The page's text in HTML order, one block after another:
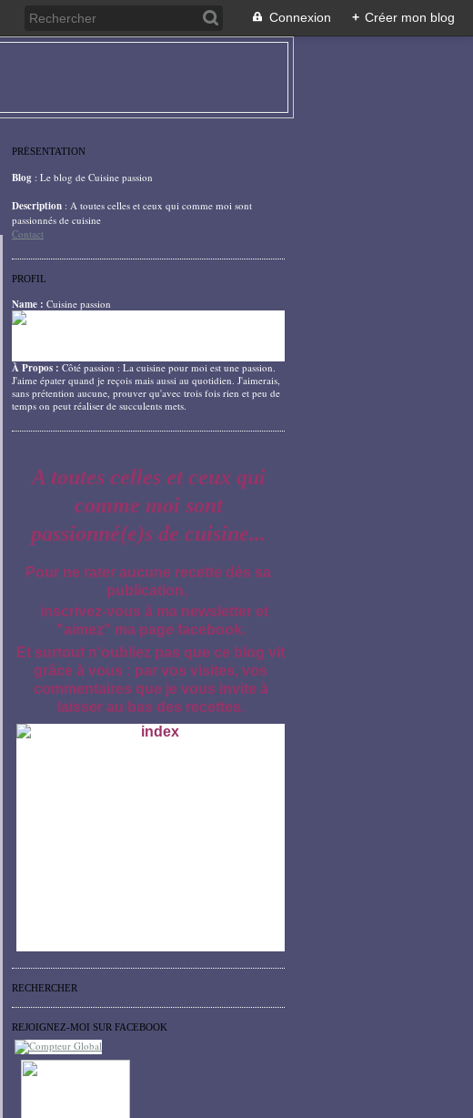
Connexion + Créer mon blog
PRÉSENTATION
Blog : Le blog de Cuisine passion
Description : A toutes celles et ceux qui comme moi sont
passionnés de cuisine
Contact
PROFIL
Name : Cuisine passion
À Propos : Côté passion : La cuisine pour moi est une passion.
J'aime épater quand je reçois mais aussi au quotidien. J'aimerais,
sans prétention aucune, prouver qu'avec trois fois rien et peu de
temps on peut réaliser de succulents mets.
A toutes celles et ceux qui
comme moi sont
passionné(e)s de cuisine...
Pour ne rater aucune recette dès sa
publication,
inscrivez-vous à ma newsletter et
"aimez" ma page facebook.
Et surtout n'oubliez pas que ce blog vit
grâce à vous : par vos visites, vos
commentaires que je vous invite à
laisser au bas des recettes.
RECHERCHER
REJOIGNEZ-MOI SUR FACEBOOK